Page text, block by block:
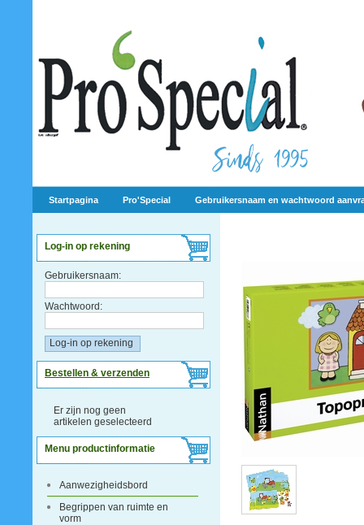
Startpagina Pro'Special Gebruikersnaam en wachtwoord
Log-in op rekening
Gebruikersnaam:
Wachtwoord:
Bestellen & verzenden
Er zijn nog geen
artikelen geselecteerd
Menu productinformatie
Aanwezigheidsbord
Begrippen van ruimte en
vorm